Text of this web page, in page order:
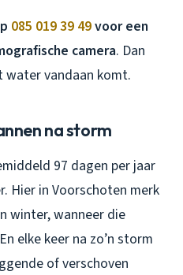
085 019 39 49voor een
camera. Dan
water vandaan komt.
na storm
97 dagen per jaar
Hier in Voorschoten merk
winter, wanneer die
elke keer na zo’n storm
of verschoven